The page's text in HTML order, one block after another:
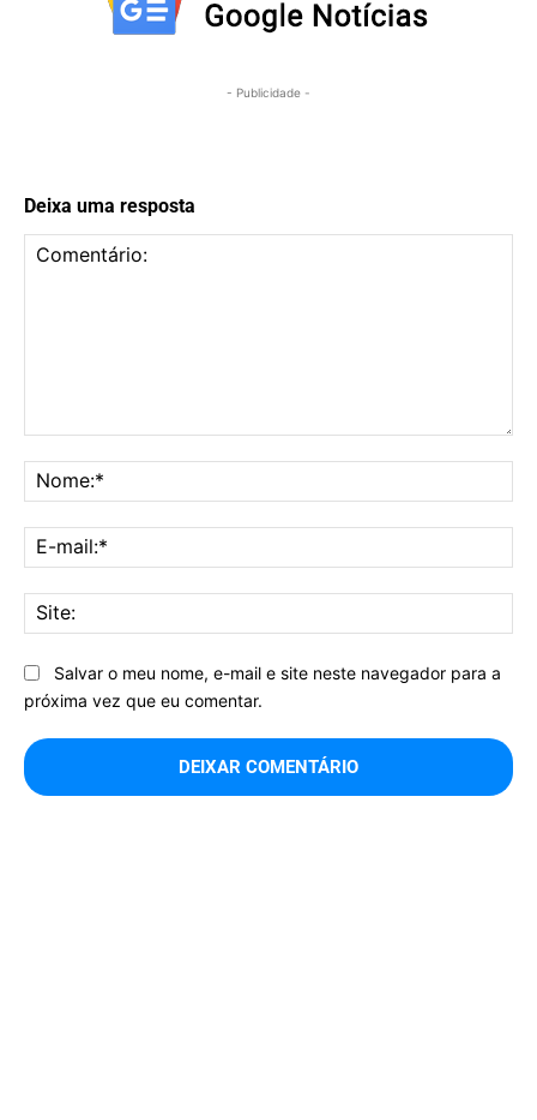
- Publicidade -
Deixa uma resposta
Salvar o meu nome, e-mail e site neste navegador para a
próxima vez que eu comentar.